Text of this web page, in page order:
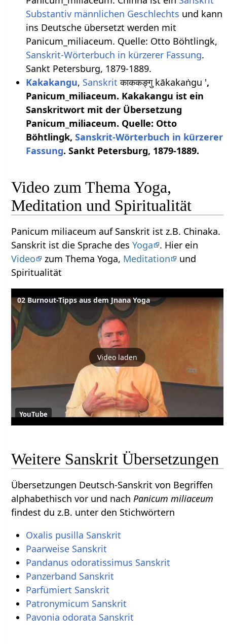
Substantiv männlichen Geschlechts und kann
ins Deutsche übersetzt werden mit
Panicum_miliaceum. Quelle: Otto Böhtlingk,
Sanskrit-Wörterbuch in kürzerer Fassung.
Sankt Petersburg, 1879-1889.
Kakakangu, Sanskrit काककङ्गु kākakaṅgu ',
Panicum_miliaceum. Kakakangu ist ein
Sanskritwort mit der Übersetzung
Panicum_miliaceum. Quelle: Otto
Böhtlingk, Sanskrit-Wörterbuch in kürzerer
Fassung. Sankt Petersburg, 1879-1889.
Video zum Thema Yoga,
Meditation und Spiritualität
Panicum miliaceum auf Sanskrit ist z.B. Chinaka.
Sanskrit ist die Sprache desYoga
. Hier ein
Video
zum Thema Yoga, Meditation
und
Spiritualität
02 Burnout-Tipps aus dem Jnana Yoga
Video laden
YouTube
Weitere Sanskrit Übersetzungen
Übersetzungen Deutsch-Sanskrit von Begriffen
alphabethisch vor und nachPanicum miliaceum
findest du z.B. unter den Stichwörtern
Oxalis pusilla Sanskrit
Paarweise Sanskrit
Pandanus odoratissimus Sanskrit
Panzerband Sanskrit
Parfümiert Sanskrit
Patronymicum Sanskrit
Pavonia odorata Sanskrit